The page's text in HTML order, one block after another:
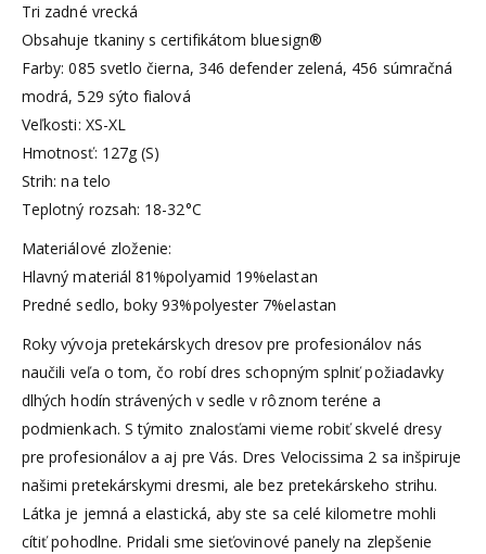
Tri zadné vrecká
Obsahuje tkaniny s certifikátom bluesign®
Farby: 085 svetlo čierna, 346 defender zelená, 456 súmračná
modrá, 529 sýto fialová
Veľkosti: XS-XL
Hmotnosť: 127g (S)
Strih: na telo
Teplotný rozsah: 18-32°C
Materiálové zloženie:
Hlavný materiál 81%polyamid 19%elastan
Predné sedlo, boky 93%polyester 7%elastan
Roky vývoja pretekárskych dresov pre profesionálov nás
naučili veľa o tom, čo robí dres schopným splniť požiadavky
dlhých hodín strávených v sedle v rôznom teréne a
podmienkach. S týmito znalosťami vieme robiť skvelé dresy
pre profesionálov a aj pre Vás. Dres Velocissima 2 sa inšpiruje
našimi pretekárskymi dresmi, ale bez pretekárskeho strihu.
Látka je jemná a elastická, aby ste sa celé kilometre mohli
cítiť pohodlne. Pridali sme sieťovinové panely na zlepšenie